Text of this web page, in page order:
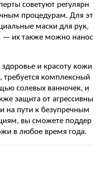
советуют регулярн
процедурам. Для эт
маски для рук,
— их также можно нанос
и красоту кожи
требуется комплексный
солевых ванночек, и
защита от агрессивны
на пути к безупречным
вы сможете поддер
в любое время года.